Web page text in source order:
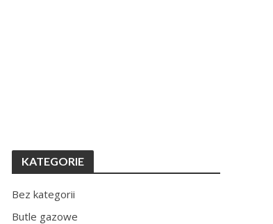
KATEGORIE
Bez kategorii
Butle gazowe